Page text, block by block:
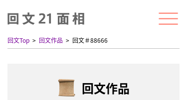
回文Top 回文作品 回文＃88666
回文作品